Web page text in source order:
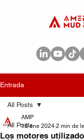
Entrada
All Posts
All Posts
Los motores
AMP
18 ene 2024 2 min de